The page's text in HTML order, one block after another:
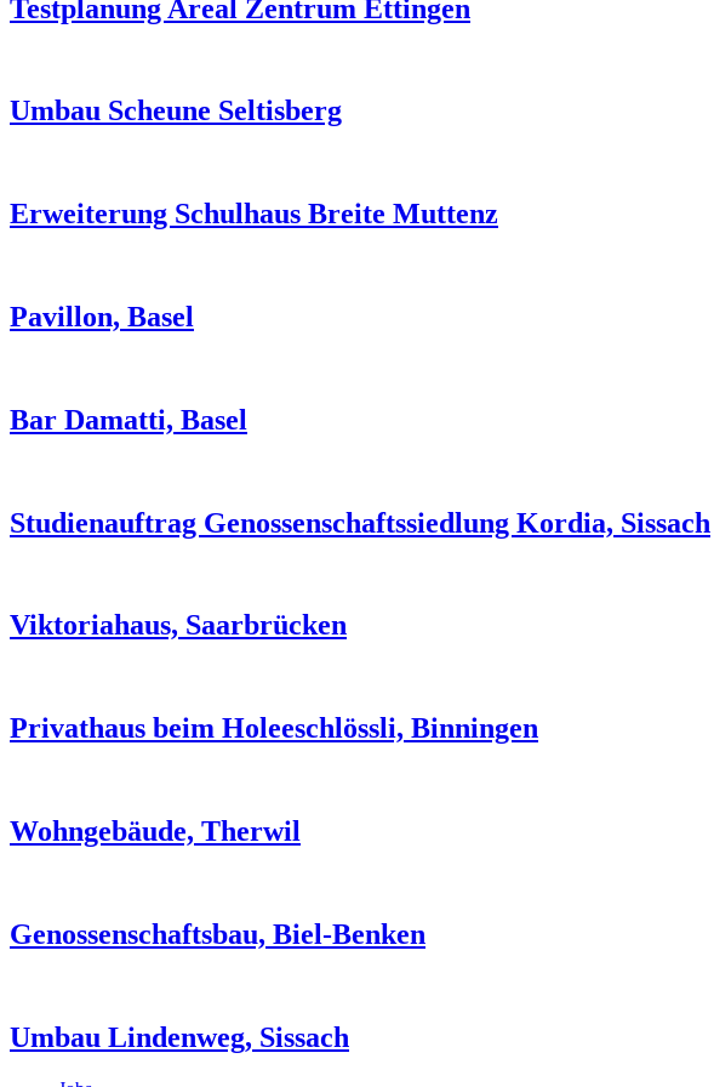
Testplanung Areal Zentrum Ettingen
Umbau Scheune Seltisberg
Erweiterung Schulhaus Breite Muttenz
Pavillon, Basel
Bar Damatti, Basel
Studienauftrag Genossenschaftssiedlung Kordia, Sissach
Viktoriahaus, Saarbrücken
Privathaus beim Holeeschlössli, Binningen
Wohngebäude, Therwil
Genossen­schaftsbau, Biel-Benken
Umbau Lindenweg, Sissach